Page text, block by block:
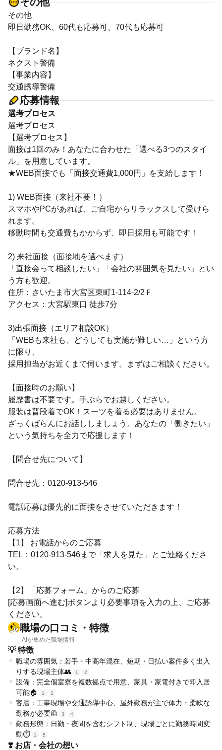
その他
即日勤務OK、60代も応募可、70代も応募可
【ブランド名】
ネクスト警備
【事業内容】
交通誘導警備
応募情報
選考プロセス
選考プロセス
【選考プロセス】
面接は1回のみ！あなたに合わせた「選べる3つのスタイ
ル」を用意しています。
★WEB面接でも「面接交通費1,000円」を支給します！
1) WEB面接（来社不要！）
スマホやPCがあれば、ご自宅からリラックスして受けら
れます。
移動時間も交通費もかからず、即日採用も可能です！
2) 来社面接（面接地を選べます）
「直接会って相談したい」「会社の雰囲気を見たい」とい
う方も歓迎。
住所：さいたま市大宮区東町1-114-2/2Ｆ
アクセス：大宮駅東口 徒歩7分
3)出張面接（エリア相談OK）
「WEBも来社も、どうしても実施が難しい…」という方
に限り、
採用担当がお近くまで伺います。まずはご相談ください。
【面接時のお願い】
履歴書は不要です。手ぶらでお越しください。
服装は普段着でOK！スーツを着る必要はありません。
ざっくばらんにお話ししましょう。あなたの「働きたい」
という気持ちを全力で応援します！
【問合せ先について】
問合せ先：0120-913-546
電話応募は優先的に面接をさせていただきます！
応募方法
【1】 お電話からのご応募
TEL：0120-913-546まで「求人を見た」とご連絡くださ
い。
【2】「応募フォーム」からのご応募
[応募画面へ進む]ボタンより必要事項を入力の上、ご応募
ください。
職場の口コミ・特徴
AIが集めた職場情報
💡 特徴
職場の雰囲気：若手・中高年混在、短期・日払い案件多く出入
りする現場主体👥
1 2
設備：完全個室寮を複数拠点で用意、家具・家電付きで即入居
可能🏠
1 2
客層：工事現場や交通誘導中心、屋外勤務が主で体力・柔軟な
勤務が必要🦺
3 4
勤務形態：日勤・夜間を含むシフト制、現場ごとに勤務時間変
動⏱️
1 5
❣️ お店・会社の想い